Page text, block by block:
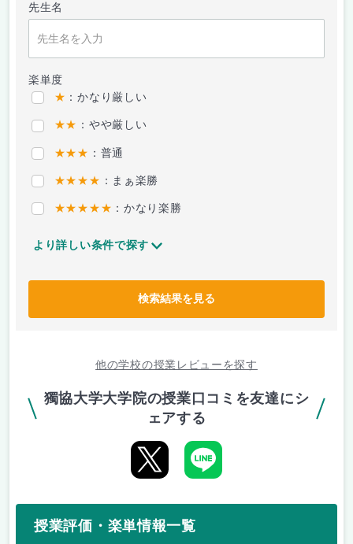
先生名
楽単度
★ ：かなり厳しい
★★ ：やや厳しい
★★★ ：普通
★★★★ ：まぁ楽勝
★★★★★ ：かなり楽勝
より詳しい条件で探す
検索結果を見る
他の学校の授業レビューを探す
獨協大学大学院の授業口コミを友達にシ
ェアする
授業評価・楽単情報一覧